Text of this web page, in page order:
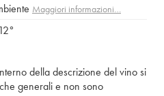
Maggiori informazioni…
12°
della descrizione del vino si
generali e non sono